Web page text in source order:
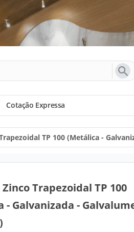
Cotação Expressa
TP 100 (Metálica -
Trapezoidal TP 100
- Galvanizada -